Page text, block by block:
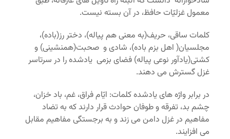
معمول غزلیّات حافظ، در آن بسته نیست.
کلمات ساقی، حریف(به معنی هم پیاله)، دختر رز(باده)،
مجلسیان( اهل بزم باده)، شادی و صحبت(همنشینی) و
کشتی(یادآور نوعی پیاله) فضای بزمی یادشده را در سرتاسر
غزل گسترش می دهند.
در برابر واژه های یادشده کلمات: ایّام فراق، غم، باد خزان،
چشم بد، تفرقه و طوفان حوادث قرار دارند که به تضاد
مفاهیم در غزل دامن می زند و به برجستگی مفاهیم مقابل
می افزایند.